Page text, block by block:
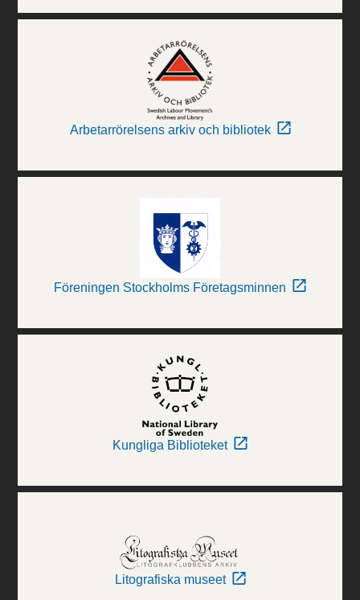
Arbetarrörelsens arkiv och bibliotek
Föreningen Stockholms Företagsminnen
Kungliga Biblioteket
Litografiska museet